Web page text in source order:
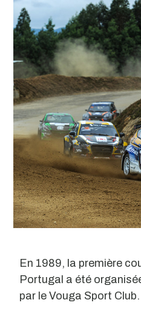
En 1989, la première
Portugal a été
par le Vouga Sport Club.